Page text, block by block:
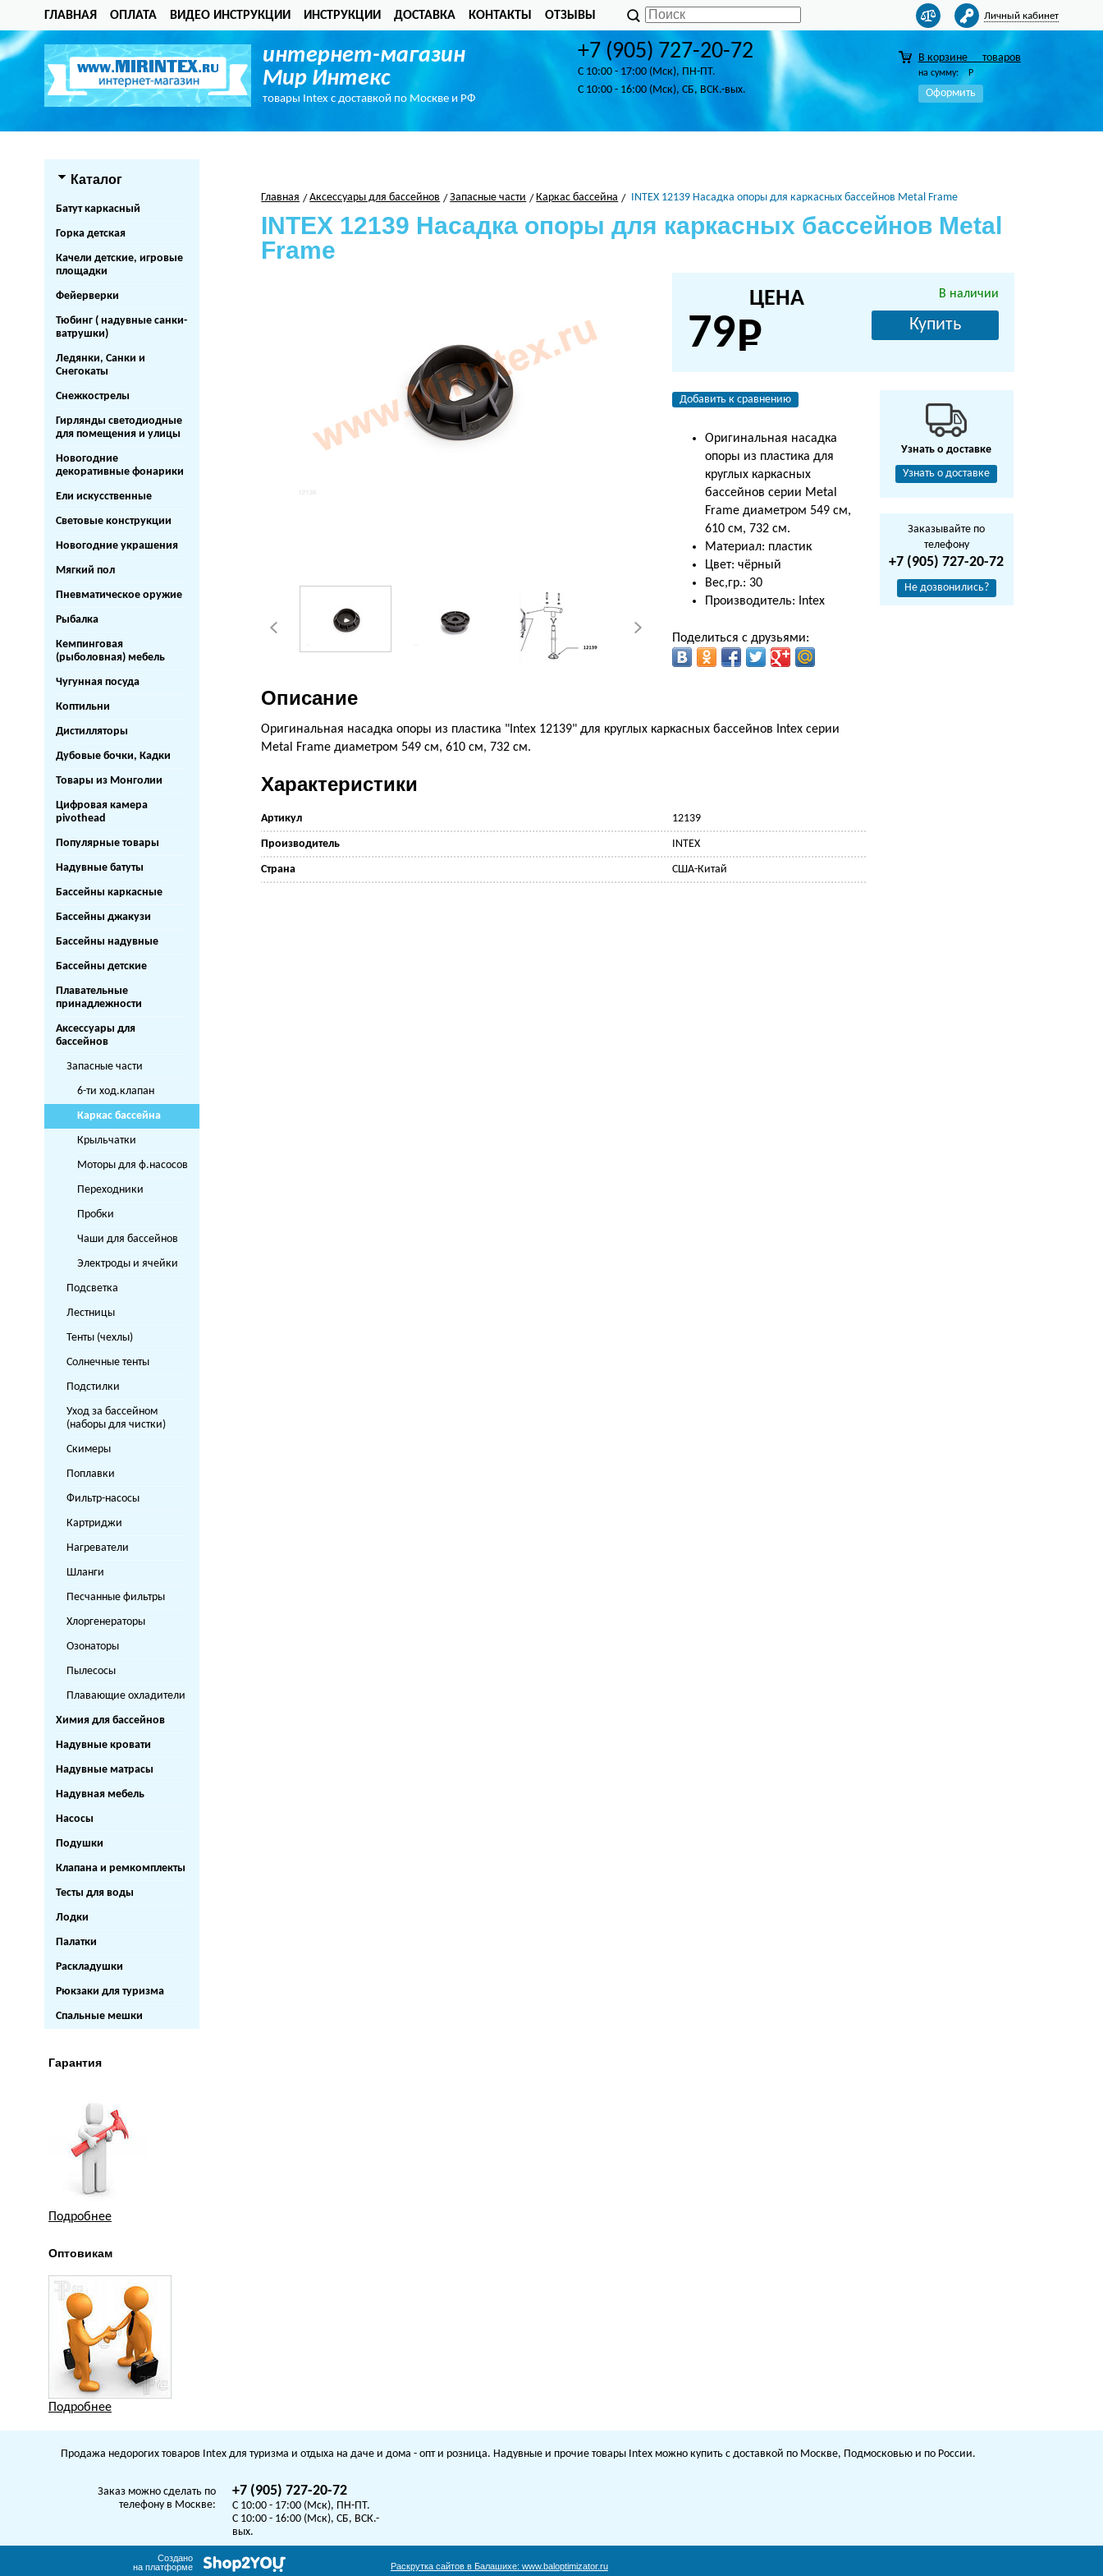
ГЛАВНАЯ ОПЛАТА ВИДЕО ИНСТРУКЦИИ ИНСТРУКЦИИ ДОСТАВКА КОНТАКТЫ ОТЗЫВЫ Личный кабинет
интернет-магазин
Мир Интекс
товары Intex с доставкой по Москве и РФ
+7 (905) 727-20-72
C 10:00 - 17:00 (Мск), ПН-ПТ.
C 10:00 - 16:00 (Мск), СБ, ВСК.-вых.
В корзине товаров
на сумму: Р
Оформить
Каталог
Батут каркасный
Горка детская
Качели детские, игровые
площадки
Фейерверки
Тюбинг ( надувные санки-
ватрушки)
Ледянки, Санки и
Снегокаты
Снежкострелы
Гирлянды светодиодные
для помещения и улицы
Новогодние
декоративные фонарики
Ели искусственные
Световые конструкции
Новогодние украшения
Мягкий пол
Пневматическое оружие
Рыбалка
Кемпинговая
(рыболовная) мебель
Чугунная посуда
Коптильни
Дистилляторы
Дубовые бочки, Кадки
Товары из Монголии
Цифровая камера
pivothead
Популярные товары
Надувные батуты
Бассейны каркасные
Бассейны джакузи
Бассейны надувные
Бассейны детские
Плавательные
принадлежности
Аксессуары для
бассейнов
Запасные части
6-ти ход.клапан
Каркас бассейна
Крыльчатки
Моторы для ф.насосов
Переходники
Пробки
Чаши для бассейнов
Электроды и ячейки
Подсветка
Лестницы
Тенты (чехлы)
Солнечные тенты
Подстилки
Уход за бассейном
(наборы для чистки)
Скимеры
Поплавки
Фильтр-насосы
Картриджи
Нагреватели
Шланги
Песчанные фильтры
Хлоргенераторы
Озонаторы
Пылесосы
Плавающие охладители
Химия для бассейнов
Надувные кровати
Надувные матрасы
Надувная мебель
Насосы
Подушки
Клапана и ремкомплекты
Тесты для воды
Лодки
Палатки
Раскладушки
Рюкзаки для туризма
Спальные мешки
Гарантия
Подробнее
Оптовикам
Подробнее
Главная Аксессуары для бассейнов Запасные части Каркас бассейна INTEX 12139 Насадка опоры для каркасных бассейнов Metal Frame
INTEX 12139 Насадка опоры для каркасных бассейнов Metal
Frame
В наличии
ЦЕНА
79 Купить
Добавить к сравнению
Оригинальная насадка
опоры из пластика для
круглых каркасных
бассейнов серии Metal
Frame диаметром 549 см,
610 см, 732 см.
Материал: пластик
Цвет: чёрный
Вес,гр.: 30
Производитель: Intex
Поделиться с друзьями:
Описание
Оригинальная насадка опоры из пластика "Intex 12139" для круглых каркасных бассейнов Intex серии
Metal Frame диаметром 549 см, 610 см, 732 см.
Характеристики
Артикул 12139
Производитель INTEX
Страна США-Китай
Узнать о доставке
Узнать о доставке
Заказывайте по
телефону
+7 (905) 727-20-72
Не дозвонились?
Продажа недорогих товаров Intex для туризма и отдыха на даче и дома - опт и розница. Надувные и прочие товары Intex можно купить с доставкой по Москве, Подмосковью и по России.
Заказ можно сделать по
телефону в Москве:
+7 (905) 727-20-72
C 10:00 - 17:00 (Мск), ПН-ПТ.
C 10:00 - 16:00 (Мск), СБ, ВСК.-
вых.
Создано
на платформе
Раскрутка сайтов в Балашихе: www.baloptimizator.ru